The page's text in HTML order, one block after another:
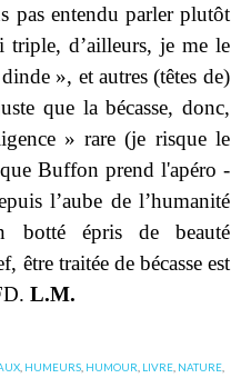
pas entendu parler plutôt
d’ailleurs, je me le
», et autres (têtes de)
que la bécasse, donc,
» rare (je risque le
Buffon prend l'apéro -
l’aube de l’humanité
botté épris de beauté
être traitée de bécasse est
L.M.
, HUMEURS, HUMOUR LIVRE, NATURE,